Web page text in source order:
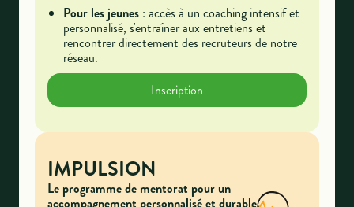
Pour les jeunes : accès à un coaching intensif et
personnalisé, s'entraîner aux entretiens et
rencontrer directement des recruteurs de notre
réseau.
Inscription
IMPULSION
Le programme de mentorat pour un
accompagnement personnalisé et durable.